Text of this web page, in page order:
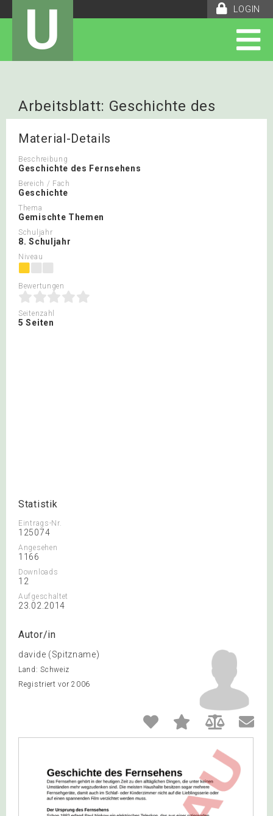
LOGIN
U
Arbeitsblatt: Geschichte des
Fernsehens
Material-Details
Beschreibung
Geschichte des Fernsehens
Bereich / Fach
Geschichte
Thema
Gemischte Themen
Schuljahr
8. Schuljahr
Niveau
Bewertungen
Seitenzahl
5 Seiten
Statistik
Eintrags-Nr.
125074
Angesehen
1166
Downloads
12
Aufgeschaltet
23.02.2014
Autor/in
davide (Spitzname)
Land: Schweiz
Registriert vor 2006